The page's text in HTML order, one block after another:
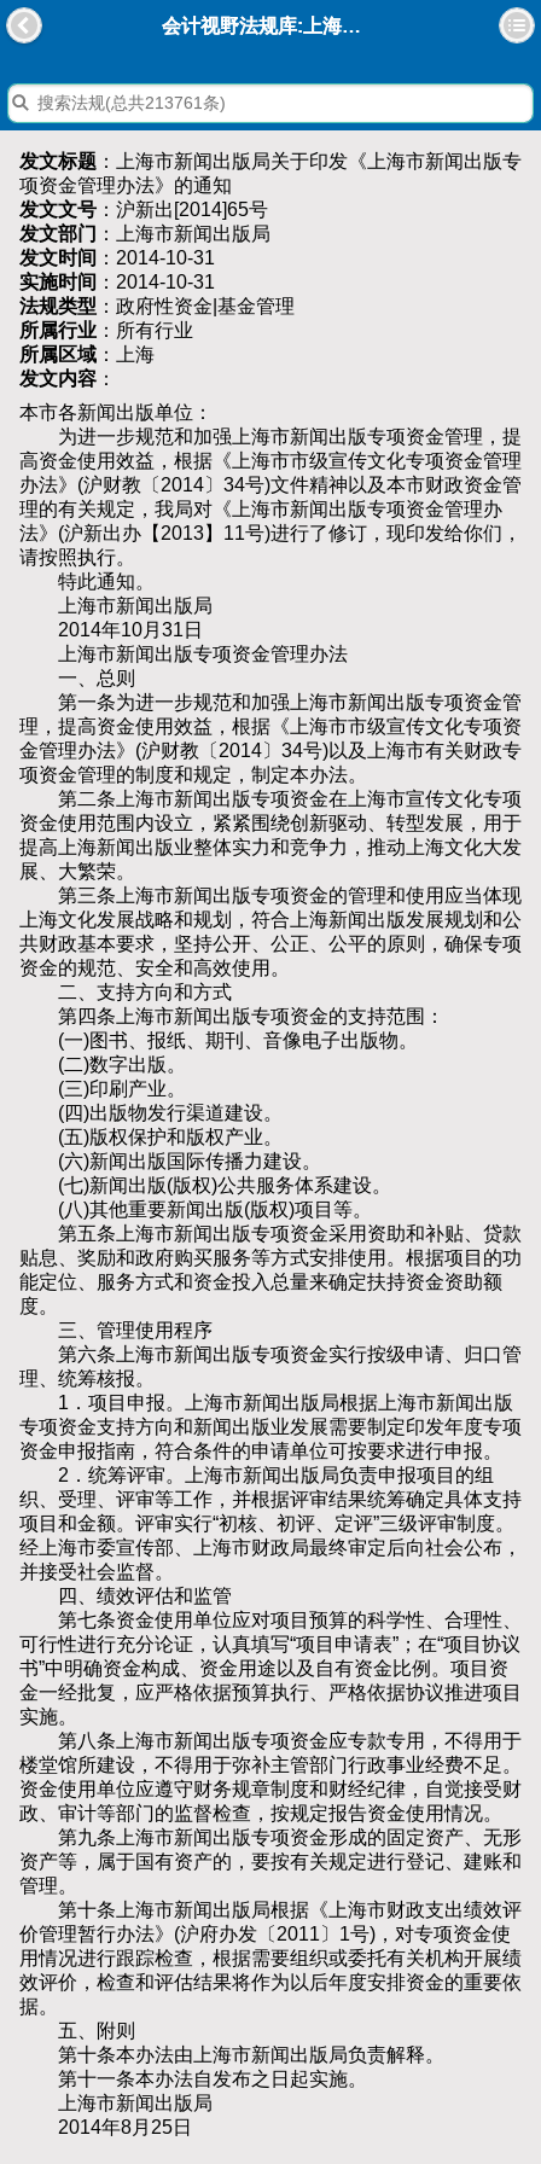
会计视野法规库:上海市新闻出版局关于印发《上海市新闻出版专项资金管理办法》的通知
发文标题 ：上海市新闻出版局关于印发《上海市新闻出版专
项资金管理办法》的通知
发文文号 ：沪新出[2014]65号
发文部门 ：上海市新闻出版局
发文时间 ：2014-10-31
实施时间 ：2014-10-31
法规类型 ：政府性资金|基金管理
所属行业 ：所有行业
所属区域 ：上海
发文内容 ：
本市各新闻出版单位：
为进一步规范和加强上海市新闻出版专项资金管理，提
高资金使用效益，根据《上海市市级宣传文化专项资金管理
办法》(沪财教〔2014〕34号)文件精神以及本市财政资金管
理的有关规定，我局对《上海市新闻出版专项资金管理办
法》(沪新出办【2013】11号)进行了修订，现印发给你们，
请按照执行。
特此通知。
上海市新闻出版局
2014年10月31日
上海市新闻出版专项资金管理办法
一、总则
第一条为进一步规范和加强上海市新闻出版专项资金管
理，提高资金使用效益，根据《上海市市级宣传文化专项资
金管理办法》(沪财教〔2014〕34号)以及上海市有关财政专
项资金管理的制度和规定，制定本办法。
第二条上海市新闻出版专项资金在上海市宣传文化专项
资金使用范围内设立，紧紧围绕创新驱动、转型发展，用于
提高上海新闻出版业整体实力和竞争力，推动上海文化大发
展、大繁荣。
第三条上海市新闻出版专项资金的管理和使用应当体现
上海文化发展战略和规划，符合上海新闻出版发展规划和公
共财政基本要求，坚持公开、公正、公平的原则，确保专项
资金的规范、安全和高效使用。
二、支持方向和方式
第四条上海市新闻出版专项资金的支持范围：
(一)图书、报纸、期刊、音像电子出版物。
(二)数字出版。
(三)印刷产业。
(四)出版物发行渠道建设。
(五)版权保护和版权产业。
(六)新闻出版国际传播力建设。
(七)新闻出版(版权)公共服务体系建设。
(八)其他重要新闻出版(版权)项目等。
第五条上海市新闻出版专项资金采用资助和补贴、贷款
贴息、奖励和政府购买服务等方式安排使用。根据项目的功
能定位、服务方式和资金投入总量来确定扶持资金资助额
度。
三、管理使用程序
第六条上海市新闻出版专项资金实行按级申请、归口管
理、统筹核报。
1．项目申报。上海市新闻出版局根据上海市新闻出版
专项资金支持方向和新闻出版业发展需要制定印发年度专项
资金申报指南，符合条件的申请单位可按要求进行申报。
2．统筹评审。上海市新闻出版局负责申报项目的组
织、受理、评审等工作，并根据评审结果统筹确定具体支持
项目和金额。评审实行“初核、初评、定评”三级评审制度。
经上海市委宣传部、上海市财政局最终审定后向社会公布，
并接受社会监督。
四、绩效评估和监管
第七条资金使用单位应对项目预算的科学性、合理性、
可行性进行充分论证，认真填写“项目申请表”；在“项目协议
书”中明确资金构成、资金用途以及自有资金比例。项目资
金一经批复，应严格依据预算执行、严格依据协议推进项目
实施。
第八条上海市新闻出版专项资金应专款专用，不得用于
楼堂馆所建设，不得用于弥补主管部门行政事业经费不足。
资金使用单位应遵守财务规章制度和财经纪律，自觉接受财
政、审计等部门的监督检查，按规定报告资金使用情况。
第九条上海市新闻出版专项资金形成的固定资产、无形
资产等，属于国有资产的，要按有关规定进行登记、建账和
管理。
第十条上海市新闻出版局根据《上海市财政支出绩效评
价管理暂行办法》(沪府办发〔2011〕1号)，对专项资金使
用情况进行跟踪检查，根据需要组织或委托有关机构开展绩
效评价，检查和评估结果将作为以后年度安排资金的重要依
据。
五、附则
第十条本办法由上海市新闻出版局负责解释。
第十一条本办法自发布之日起实施。
上海市新闻出版局
2014年8月25日